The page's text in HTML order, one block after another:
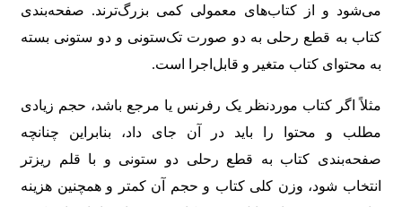
می‌شود و از کتاب‌های معمولی کمی بزرگ‌ترند. صفحه‌بندی
کتاب به قطع رحلی به دو صورت تک‌ستونی و دو ستونی بسته
به محتوای کتاب متغیر و قابل‌اجرا است.
مثلاً اگر کتاب موردنظر یک رفرنس یا مرجع باشد، حجم زیادی
مطلب و محتوا را باید در آن جای داد، بنابراین چنانچه
صفحه‌بندی کتاب به قطع رحلی دو ستونی و با قلم ریزتر
انتخاب شود، وزن کلی کتاب و حجم آن کمتر و همچنین هزینه